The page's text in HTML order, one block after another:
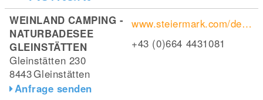
WEINLAND CAMPING -
NATURBADESEE
GLEINSTÄTTEN
Gleinstätten 230
8443Gleinstätten
Anfrage senden
www.steiermark.com/de/steiermark/ausflugsziele/naturbadesee-gleinstaetten_p946627
+43 (0)664 4431081